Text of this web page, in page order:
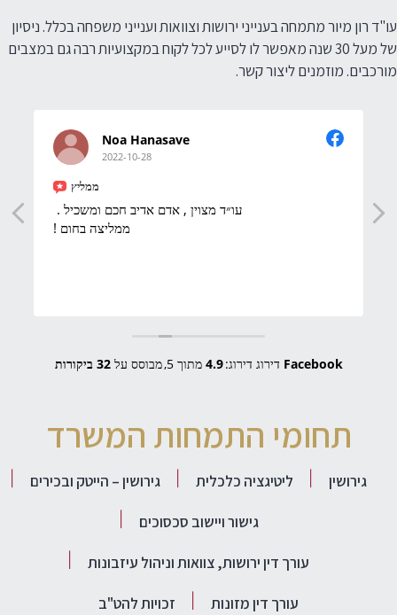
עו"ד רון מיור מתמחה בענייני ירושות וצוואות וענייני משפחה בכלל. ניסיון
של מעל 30 שנה מאפשר לו לסייע לכל לקוח במקצועיות רבה גם במצבים
מורכבים. מוזמנים ליצור קשר.
Noa Hanasave
2022-10-28
ממליץ
עו״ד מצוין , אדם אדיב חכם ומשכיל .
ממליצה בחום !
Facebook דירוג דירוג:4.9 מתוך 5, מבוסס על32 ביקורות
תחומי התמחות המשרד
גירושין ליטיגציה כלכלית
גירושין – הייטק ובכירים
גישור ויישוב סכסוכים
עורך דין ירושות, צוואות וניהול עיזבונות
עורך דין מזונות
זכויות להט"ב